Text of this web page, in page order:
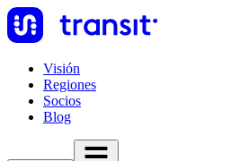
Visión
Regiones
Socios
Blog